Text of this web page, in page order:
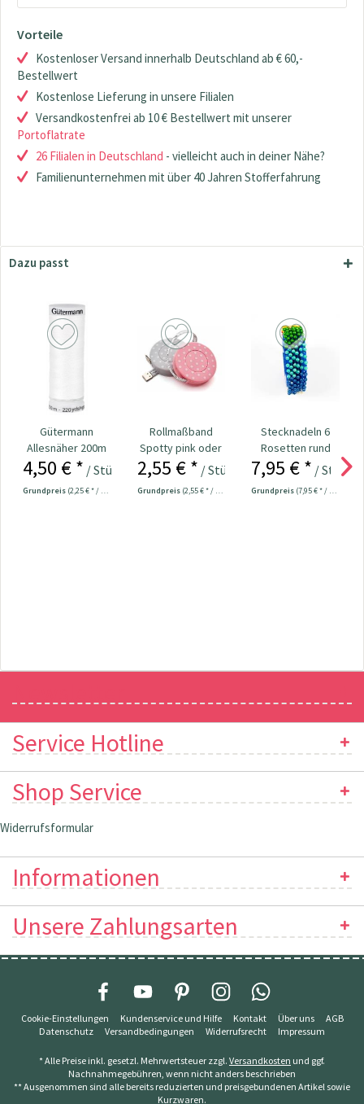
Vorteile
Kostenloser Versand innerhalb Deutschland ab € 60,-
Bestellwert
Kostenlose Lieferung in unsere Filialen
Versandkostenfrei ab 10 € Bestellwert mit unserer
Portoflatrate
26 Filialen in Deutschland - vielleicht auch in deiner Nähe?
Familienunternehmen mit über 40 Jahren Stofferfahrung
Dazu passt
Gütermann
Allesnäher 200m
Fb. 111 - natur
4,50 € * / Stück
Grundpreis (2,25 € * / 100 Meter)
Rollmaßband
Spotty pink oder
grau Nr. 109708
2,55 € * / Stück
Grundpreis (2,55 € * / 1 Stück)
Stecknadeln 6
Rosetten rund
Kopf bunt
Nr.109534
7,95 € * / Stück
Grundpreis (7,95 € * / 1 Stück)
Service Hotline
Shop Service
Widerrufsformular
Informationen
Unsere Zahlungsarten
Cookie-Einstellungen Kundenservice und Hilfe Kontakt Über uns
AGB
Datenschutz
Versandbedingungen Widerrufsrecht Impressum
* Alle Preise inkl. gesetzl. Mehrwertsteuer zzgl. Versandkosten und ggf.
Nachnahmegebühren, wenn nicht anders beschrieben
** Ausgenommen sind alle bereits reduzierten und preisgebundenen Artikel sowie
Kurzwaren.